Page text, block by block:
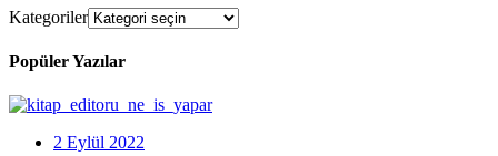
Kategoriler
Popüler Yazılar
2 Eylül 2022